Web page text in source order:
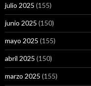
julio 2025 (155)
junio 2025 (150)
mayo 2025 (155)
abril 2025 (150)
marzo 2025 (155)